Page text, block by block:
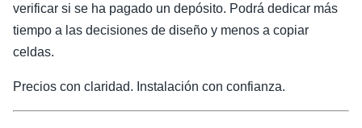
verificar si se ha pagado un depósito. Podrá dedicar más
tiempo a las decisiones de diseño y menos a copiar
celdas.
Precios con claridad. Instalación con confianza.